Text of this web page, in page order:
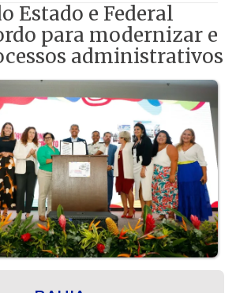
Estado e Federal
para modernizar e
administrativos